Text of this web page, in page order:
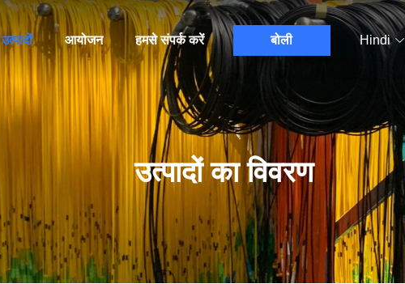
उत्पादों आयोजन हमसे संपर्क करें बोली Hindi
उत्पादों का विवरण